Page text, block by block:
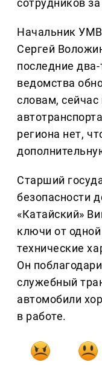
сотрудников
Начальник
Сергей
последние
ведомства
словам,
региона нет,
Старший
безопасности
«Катайский»
ключи от
технические
Он
служебный
автомобили
в работе.